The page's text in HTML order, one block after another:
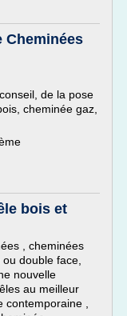
Cheminées
de la pose
cheminée gaz,
bois et
, cheminées
double face,
nouvelle
au meilleur
,